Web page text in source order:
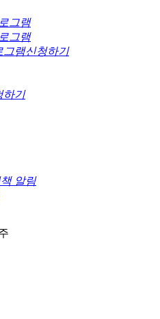
그램
그램
그램신청하기
하기
알림